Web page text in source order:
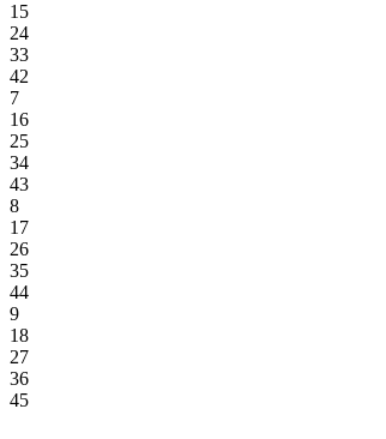
15
24
33
42
7
16
25
34
43
8
17
26
35
44
9
18
27
36
45